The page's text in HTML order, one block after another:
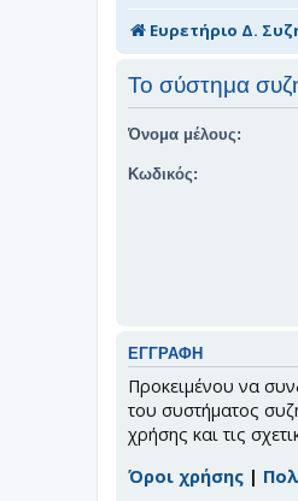
Ευρετήριο Δ.
Το σύστημα
Όνομα μέλους:
Κωδικός:
ΕΓΓΡΑΦΉ
Προκειμένου να
του συστήματος
χρήσης και τις
Όροι χρήσης |